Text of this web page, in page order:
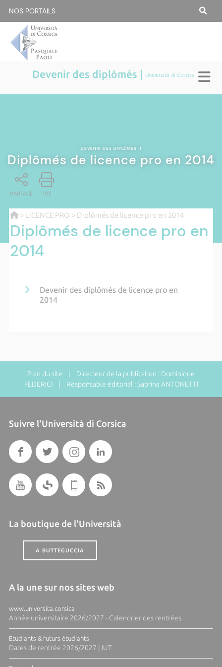
NOS PORTAILS :
Devenir des diplômés | Università di Corsica
DEVENIR DES DIPLÔMÉS |
Diplômés de licence pro en 2014
PARTAGE PDF
> LICENCE PRO > Diplômés de licence pro en 2014
Diplômés de licence pro en
2014
Devenir des diplômés de licence pro en
2014
Plan du site | Directeur de la publication : Dominique
FEDERICI | Responsable éditorial : Sabrina ANTONETTI
Suivre l'Università di Corsica
La boutique de l'Università
A BUTTEGUCCIA
A la une sur nos sites web
www.universita.corsica
Année universitaire 2026/2027 - Calendrier des rentrées
Etudiants & futurs étudiants
Dates de rentrée 2026/2027 | IUT